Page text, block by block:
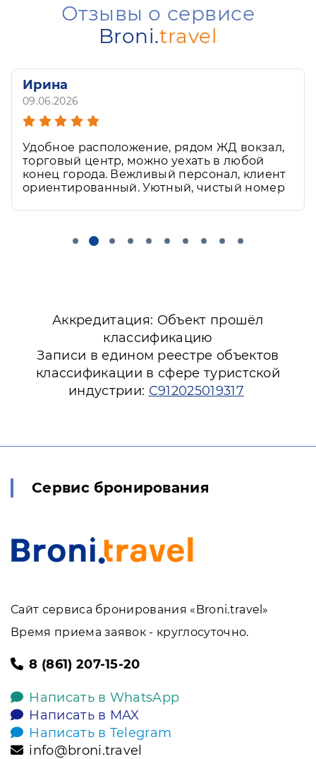
Отзывы о сервисе
Broni.travel
Ирина
09.06.2026
Удобное расположение, рядом ЖД вокзал,
торговый центр, можно уехать в любой
конец города. Вежливый персонал, клиент
ориентированный. Уютный, чистый номер
Аккредитация: Объект прошёл
классификацию
Записи в едином реестре объектов
классификации в сфере туристской
индустрии: С912025019317
Сервис бронирования
Сайт сервиса бронирования «Broni.travel»
Время приема заявок - круглосуточно.
8 (861) 207-15-20
Написать в WhatsApp
Написать в MAX
Написать в Telegram
info@broni.travel